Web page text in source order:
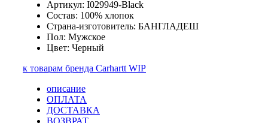
Артикул: I029949-Black
Состав: 100% хлопок
Страна-изготовитель: БАНГЛАДЕШ
Пол: Мужское
Цвет: Черный
к товарам бренда Carhartt WIP
описание
ОПЛАТА
ДОСТАВКА